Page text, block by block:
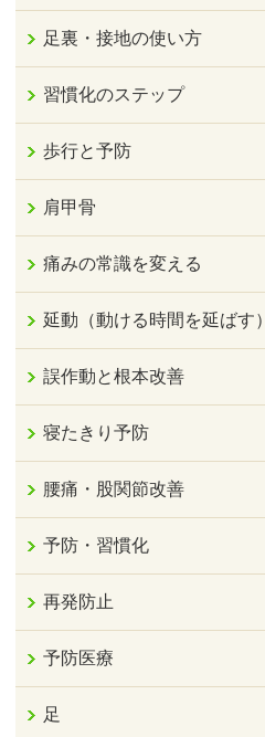
足裏・接地の使い方
習慣化のステップ
歩行と予防
肩甲骨
痛みの常識を変える
延動（動ける時間を延ばす）
誤作動と根本改善
寝たきり予防
腰痛・股関節改善
予防・習慣化
再発防止
予防医療
足